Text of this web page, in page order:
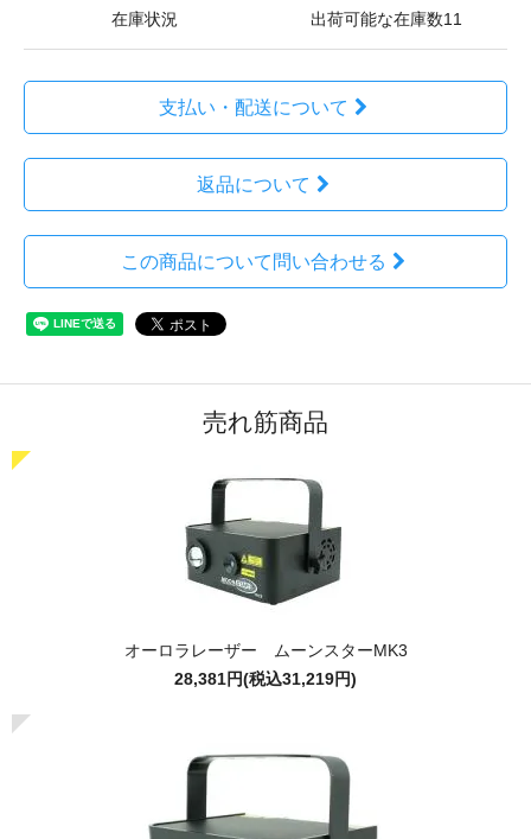
在庫状況 出荷可能な在庫数11
支払い・配送について
返品について
この商品について問い合わせる
売れ筋商品
オーロラレーザー ムーンスターMK3
28,381円(税込31,219円)